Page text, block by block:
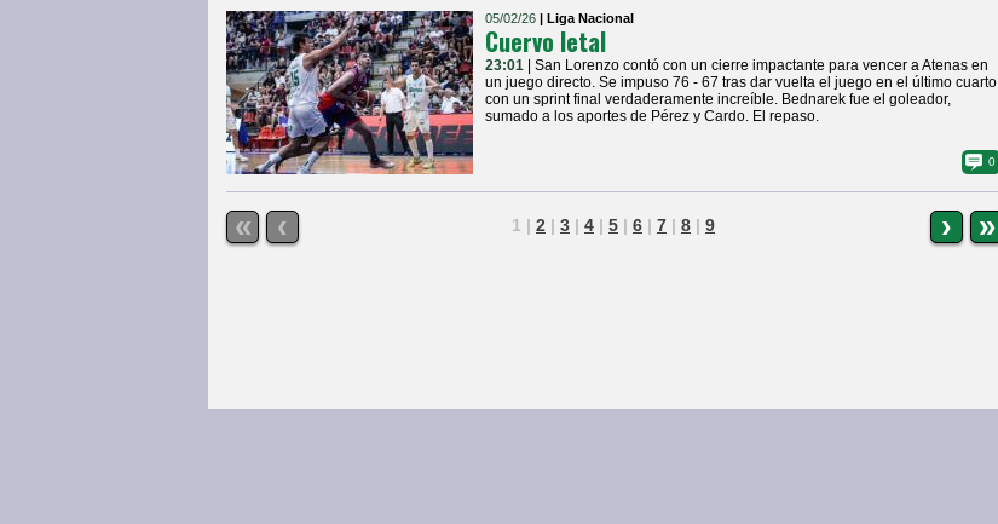
05/02/26 | Liga Nacional
Cuervo letal
23:01
| San Lorenzo contó con un cierre impactante para vencer a Atenas en
un juego directo. Se impuso 76 - 67 tras dar vuelta el juego en el último cuarto
con un sprint final verdaderamente increíble. Bednarek fue el goleador,
sumado a los aportes de Pérez y Cardo. El repaso.
0
« ‹ 1 | 2 | 3 | 4 | 5 | 6 | 7 | 8 | 9 › »